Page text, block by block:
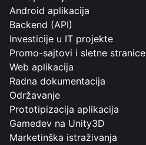
Android aplikacija
Backend (API)
Investicije u IT projekte
Promo-sajtovi i sletne stranice
Web aplikacija
Radna dokumentacija
Održavanje
Prototipizacija aplikacija
Gamedev na Unity3D
Marketinška istraživanja